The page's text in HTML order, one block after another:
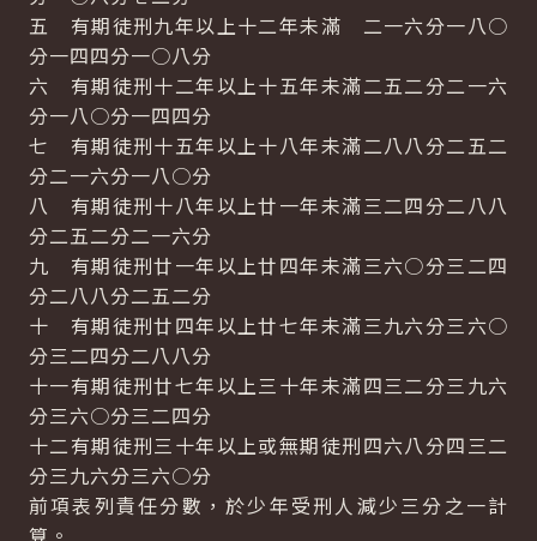
五 有期徒刑九年以上十二年未滿 二一六分一八○
分一四四分一○八分
六 有期徒刑十二年以上十五年未滿二五二分二一六
分一八○分一四四分
七 有期徒刑十五年以上十八年未滿二八八分二五二
分二一六分一八○分
八 有期徒刑十八年以上廿一年未滿三二四分二八八
分二五二分二一六分
九 有期徒刑廿一年以上廿四年未滿三六○分三二四
分二八八分二五二分
十 有期徒刑廿四年以上廿七年未滿三九六分三六○
分三二四分二八八分
十一有期徒刑廿七年以上三十年未滿四三二分三九六
分三六○分三二四分
十二有期徒刑三十年以上或無期徒刑四六八分四三二
分三九六分三六○分
前項表列責任分數，於少年受刑人減少三分之一計
算。